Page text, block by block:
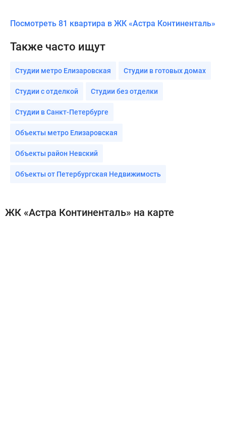
Посмотреть 81 квартира в ЖК «Астра Континенталь»
Также часто ищут
Студии метро Елизаровская Студии в готовых домах
Студии с отделкой Студии без отделки
Студии в Санкт-Петербурге
Объекты метро Елизаровская
Объекты район Невский
Объекты от Петербургская Недвижимость
ЖК «Астра Континенталь» на карте